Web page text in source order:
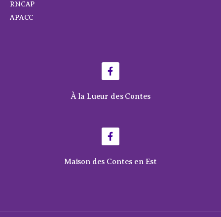
RNCAP
APACC
À la Lueur des Contes
Maison des Contes en Est